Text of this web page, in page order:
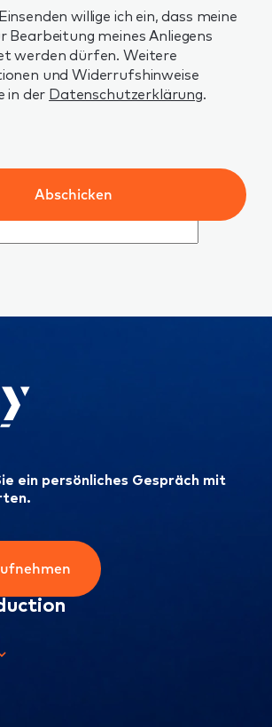
willige ich ein, dass meine
Bearbeitung meines Anliegens
werden dürfen. Weitere
und Widerrufshinweise
in der Datenschutzerklärung.
Abschicken
ein persönliches Gespräch mit